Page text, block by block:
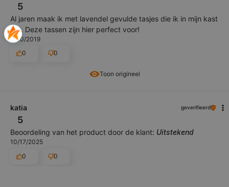
Toon origineel
5
Al jaren maak ik met lavendel gevulde tasjes die ik in mijn kast
zet. Deze tassen zijn hier perfect voor!
9/30/2019
0
0
katia geverifieerd
5
Beoordeling van het product door de klant: Uitstekend
10/17/2025
0
0